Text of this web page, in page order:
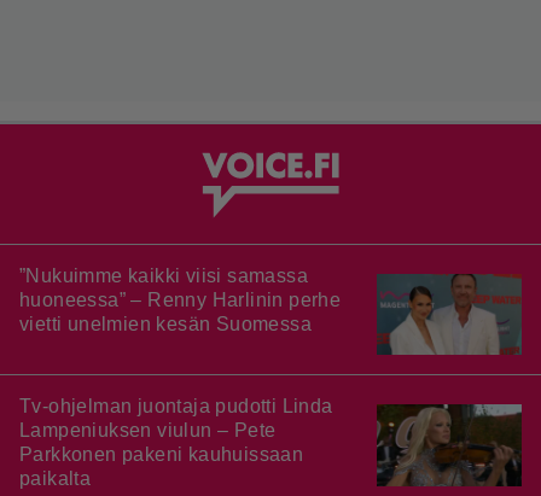
”Nukuimme kaikki viisi samassa
huoneessa” – Renny Harlinin perhe
vietti unelmien kesän Suomessa
Tv-ohjelman juontaja pudotti Linda
Lampeniuksen viulun – Pete
Parkkonen pakeni kauhuissaan
paikalta